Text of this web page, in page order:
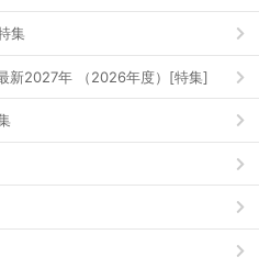
集
新2027年 （2026年度）[特集]